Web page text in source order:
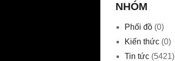
NHÓM
Phối đồ (0)
Kiến thức (0)
Tin tức (5421)